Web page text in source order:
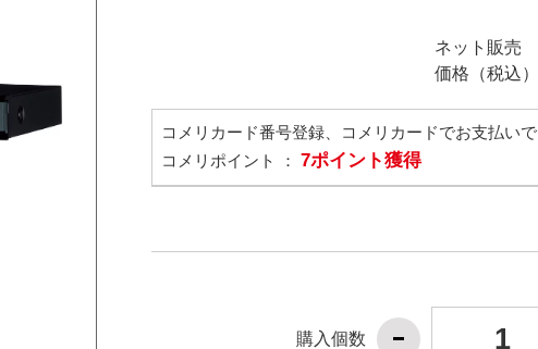
ネット販売
価格（税込）
コメリカード番号登録、コメリカードでお支払いで
コメリポイント ： 7ポイント獲得
購入個数